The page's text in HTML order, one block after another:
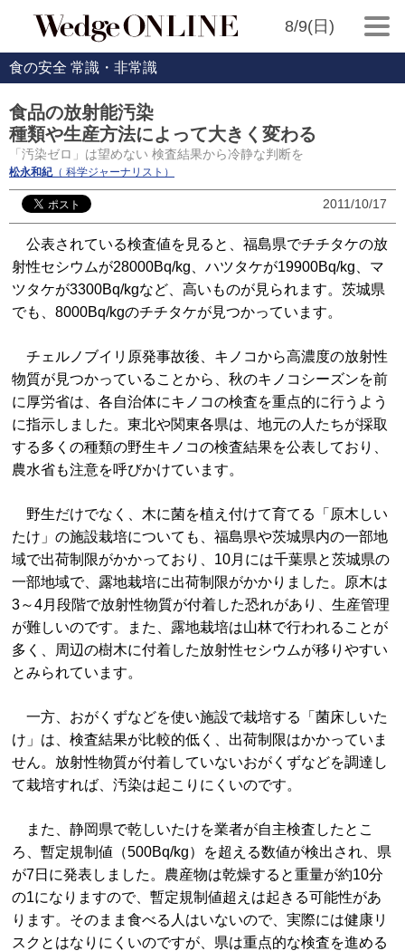
8/9(日)
食の安全 常識・非常識
食品の放射能汚染
種類や生産方法によって大きく変わる
「汚染ゼロ」は望めない 検査結果から冷静な判断を
松永和紀（ 科学ジャーナリスト）
2011/10/17
公表されている検査値を見ると、福島県でチチタケの放
射性セシウムが28000Bq/kg、ハツタケが19900Bq/kg、マ
ツタケが3300Bq/kgなど、高いものが見られます。茨城県
でも、8000Bq/kgのチチタケが見つかっています。
チェルノブイリ原発事故後、キノコから高濃度の放射性
物質が見つかっていることから、秋のキノコシーズンを前
に厚労省は、各自治体にキノコの検査を重点的に行うよう
に指示しました。東北や関東各県は、地元の人たちが採取
する多くの種類の野生キノコの検査結果を公表しており、
農水省も注意を呼びかけています。
野生だけでなく、木に菌を植え付けて育てる「原木しい
たけ」の施設栽培についても、福島県や茨城県内の一部地
域で出荷制限がかかっており、10月には千葉県と茨城県の
一部地域で、露地栽培に出荷制限がかかりました。原木は
3～4月段階で放射性物質が付着した恐れがあり、生産管理
が難しいのです。また、露地栽培は山林で行われることが
多く、周辺の樹木に付着した放射性セシウムが移りやすい
とみられています。
一方、おがくずなどを使い施設で栽培する「菌床しいた
け」は、検査結果が比較的低く、出荷制限はかかっていま
せん。放射性物質が付着していないおがくずなどを調達し
て栽培すれば、汚染は起こりにくいのです。
また、静岡県で乾しいたけを業者が自主検査したとこ
ろ、暫定規制値（500Bq/kg）を超える数値が検出され、県
が7日に発表しました。農産物は乾燥すると重量が約10分
の1になりますので、暫定規制値超えは起きる可能性があ
ります。そのまま食べる人はいないので、実際には健康リ
スクとはなりにくいのですが、県は重点的な検査を進める